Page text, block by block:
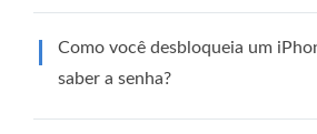
Como você desbloqueia um
saber a senha?